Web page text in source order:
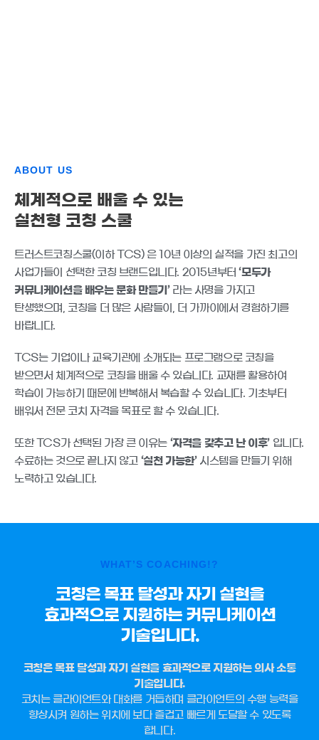
ABOUT US
체계적으로 배울 수 있는
실천형 코칭 스쿨
트러스트코칭스쿨(이하 TCS) 은 10년 이상의 실적을 가진 최고의
사업가들이 선택한 코칭 브랜드입니다. 2015년부터‘모두가
커뮤니케이션을 배우는 문화 만들기’라는 사명을 가지고
탄생했으며, 코칭을 더 많은 사람들이, 더 가까이에서 경험하기를
바랍니다.
TCS는 기업이나 교육기관에 소개되는 프로그램으로 코칭을
받으면서 체계적으로 코칭을 배울 수 있습니다. 교재를 활용하여
학습이 가능하기 때문에 반복해서 복습할 수 있습니다. 기초부터
배워서 전문 코치 자격을 목표로 할 수 있습니다.
또한 TCS가 선택된 가장 큰 이유는 ‘자격을 갖추고 난 이후’ 입니다.
수료하는 것으로 끝나지 않고 ‘실천 가능한’시스템을 만들기 위해
노력하고 있습니다.
WHAT’S COACHING!?
코칭은 목표 달성과 자기 실현을
효과적으로 지원하는 커뮤니케이션
기술입니다.
코칭은 목표 달성과 자기 실현을 효과적으로 지원하는 의사 소통
기술입니다.
코치는 클라이언트와 대화를 거듭하며 클라이언트의 수행 능력을
향상시켜 원하는 위치에 보다 즐겁고 빠르게 도달할 수 있도록
합니다.